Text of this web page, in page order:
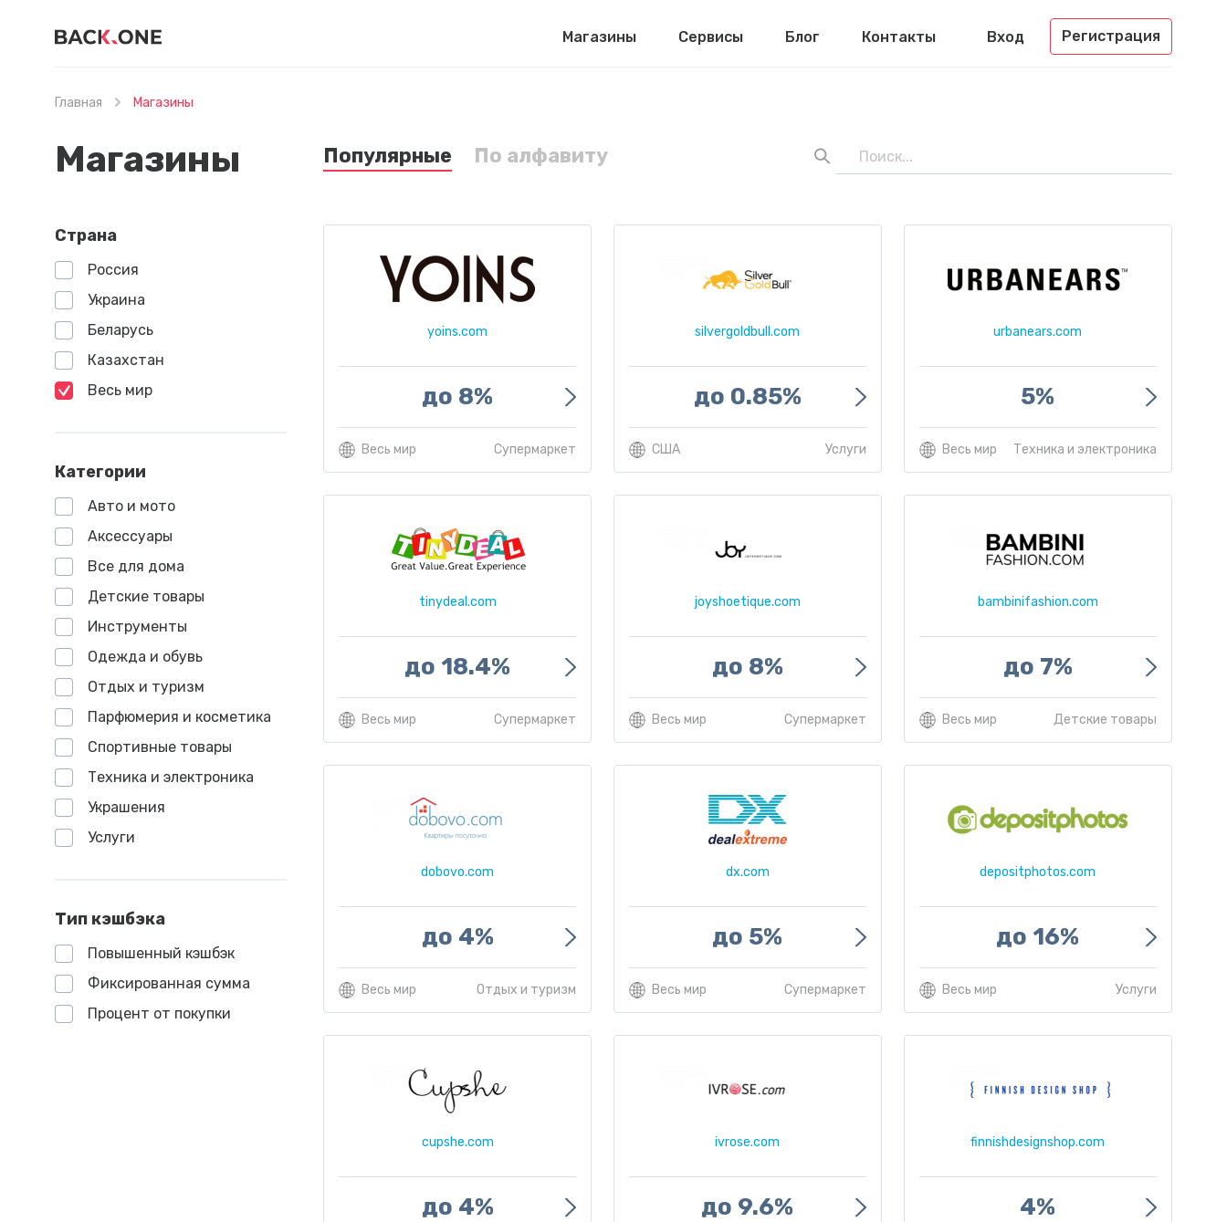
Магазины Сервисы Блог Контакты Вход Регистрация
Главная Магазины
Магазины Популярные По алфавиту
yoins.com
до 8%
Весь мир Супермаркет
silvergoldbull.com
до 0.85%
США Услуги
urbanears.com
5%
Весь мир Техника и электроника
tinydeal.com
до 18.4%
Весь мир Супермаркет
joyshoetique.com
до 8%
Весь мир Супермаркет
bambinifashion.com
до 7%
Весь мир Детские товары
dobovo.com
до 4%
Весь мир Отдых и туризм
dx.com
до 5%
Весь мир Супермаркет
depositphotos.com
до 16%
Весь мир Услуги
cupshe.com
до 4%
ivrose.com
до 9.6%
finnishdesignshop.com
4%
Страна
Россия
Украина
Беларусь
Казахстан
Весь мир
Категории
Авто и мото
Аксессуары
Все для дома
Детские товары
Инструменты
Одежда и обувь
Отдых и туризм
Парфюмерия и косметика
Спортивные товары
Техника и электроника
Украшения
Услуги
Тип кэшбэка
Повышенный кэшбэк
Фиксированная сумма
Процент от покупки